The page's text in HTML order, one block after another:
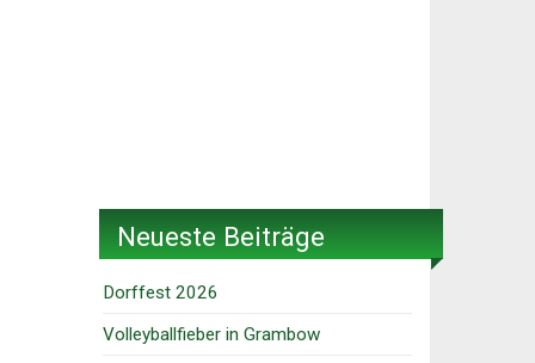
Neueste Beiträge
Dorffest 2026
Volleyballfieber in Grambow